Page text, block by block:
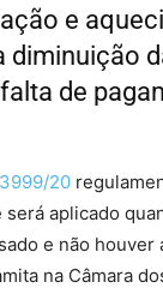
e
diminuição
de
20
será aplicado
e não houver
na Câmara